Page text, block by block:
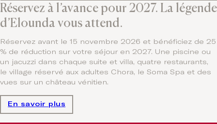
Réservez à l’avance pour 2027. La légende
d’Elounda vous attend.
Réservez avant le 15 novembre 2026 et bénéficiez de 25
% de réduction sur votre séjour en 2027. Une piscine ou
un jacuzzi dans chaque suite et villa, quatre restaurants,
le village réservé aux adultes Chora, le Soma Spa et des
vues sur un château vénitien.
En savoir plus